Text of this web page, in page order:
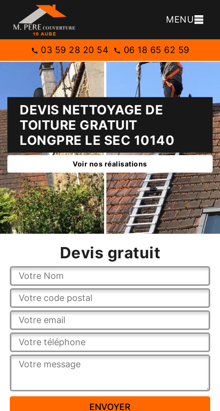
MENU
03 59 28 20 54 06 18 65 62 59
DEVIS NETTOYAGE DE
TOITURE GRATUIT
LONGPRE LE SEC 10140
Voir nos réalisations
Devis gratuit